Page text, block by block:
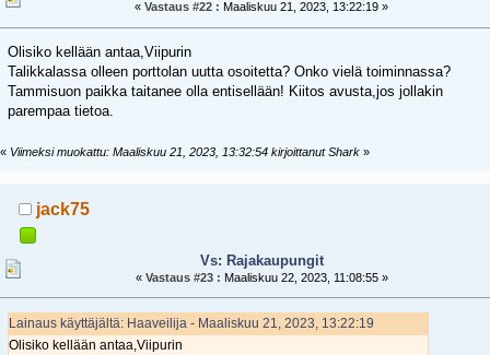
«Vastaus #22 : Maaliskuu 21, 2023, 13:22:19 »
Olisiko kellään antaa,Viipurin
Talikkalassa olleen porttolan uutta osoitetta? Onko vielä toiminnassa?
Tammisuon paikka taitanee olla entisellään! Kiitos avusta,jos jollakin
parempaa tietoa.
« Viimeksi muokattu: Maaliskuu 21, 2023, 13:32:54 kirjoittanut Shark »
jack75
Vs: Rajakaupungit
« Vastaus #23 : Maaliskuu 22, 2023, 11:08:55 »
Lainaus käyttäjältä: Haaveilija - Maaliskuu 21, 2023, 13:22:19
Olisiko kellään antaa,Viipurin